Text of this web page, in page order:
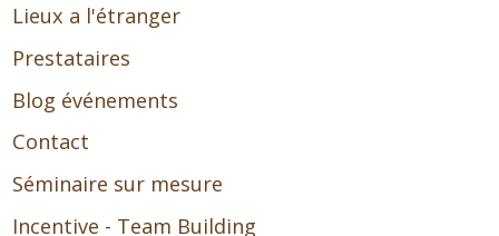
Lieux a l'étranger
Prestataires
Blog événements
Contact
Séminaire sur mesure
Incentive - Team Building